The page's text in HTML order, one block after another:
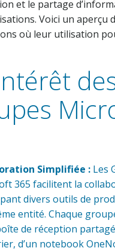
et le partage
Voici un aperçu
où leur utilisation
Simplifiée : Les
365 facilitent la
divers outils de
entité. Chaque
de réception
d’un notebook